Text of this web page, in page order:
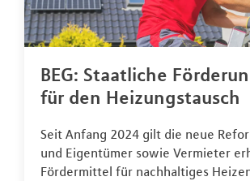
BEG: Staatliche
für den Heizungstausch
Seit Anfang 2024 gilt die neue
und Eigentümer sowie Vermieter
Fördermittel für nachhaltiges